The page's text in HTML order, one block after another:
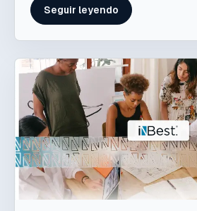
Seguir leyendo